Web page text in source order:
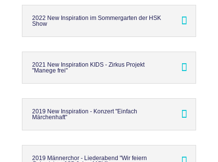
2022 New Inspiration im Sommergarten der HSK
Show
2021 New Inspiration KIDS - Zirkus Projekt
"Manege frei"
2019 New Inspiration - Konzert "Einfach
Märchenhaft"
2019 Männerchor - Liederabend "Wir feiern